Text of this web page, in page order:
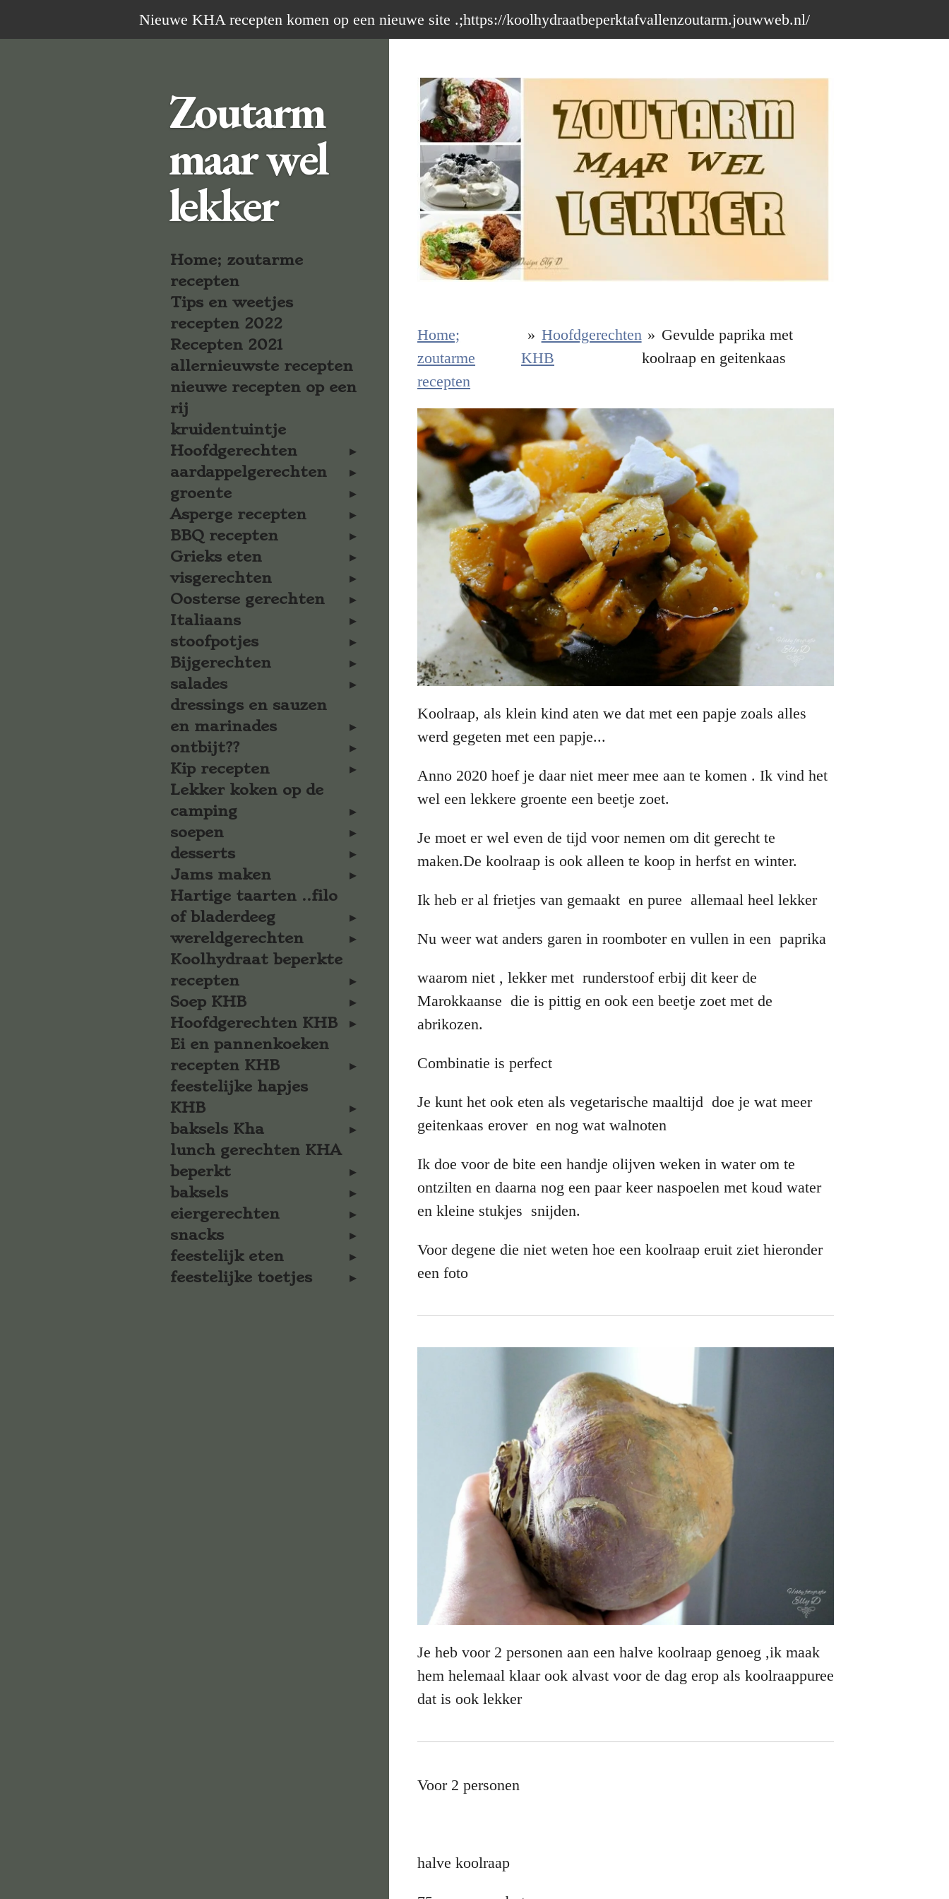
direct
Nieuwe KHA recepten komen op een nieuwe site .;https://koolhydraatbeperktafvallenzoutarm.jouwweb.nl/
Home;
zoutarme
recepten
» Hoofdgerechten
KHB
» Gevulde paprika met
koolraap en geitenkaas
Koolraap, als klein kind aten we dat met een papje zoals alles
werd gegeten met een papje...
Anno 2020 hoef je daar niet meer mee aan te komen . Ik vind het
wel een lekkere groente een beetje zoet.
Je moet er wel even de tijd voor nemen om dit gerecht te
maken.De koolraap is ook alleen te koop in herfst en winter.
Ik heb er al frietjes van gemaakt en puree allemaal heel lekker
Nu weer wat anders garen in roomboter en vullen in een paprika
waarom niet , lekker met runderstoof erbij dit keer de
Marokkaanse die is pittig en ook een beetje zoet met de
abrikozen.
Combinatie is perfect
Je kunt het ook eten als vegetarische maaltijd doe je wat meer
geitenkaas erover en nog wat walnoten
Ik doe voor de bite een handje olijven weken in water om te
ontzilten en daarna nog een paar keer naspoelen met koud water
en kleine stukjes snijden.
Voor degene die niet weten hoe een koolraap eruit ziet hieronder
een foto
Je heb voor 2 personen aan een halve koolraap genoeg ,ik maak
hem helemaal klaar ook alvast voor de dag erop als koolraappuree
dat is ook lekker
Voor 2 personen
halve koolraap
Zoutarm
maar wel
lekker
Home; zoutarme
recepten
Tips en weetjes
recepten 2022
Recepten 2021
allernieuwste recepten
nieuwe recepten op een
rij
kruidentuintje
Hoofdgerechten
aardappelgerechten
groente
Asperge recepten
BBQ recepten
Grieks eten
visgerechten
Oosterse gerechten
Italiaans
stoofpotjes
Bijgerechten
salades
dressings en sauzen
en marinades
ontbijt??
Kip recepten
Lekker koken op de
camping
soepen
desserts
Jams maken
Hartige taarten ..filo
of bladerdeeg
wereldgerechten
Koolhydraat beperkte
recepten
Soep KHB
Hoofdgerechten KHB
Ei en pannenkoeken
recepten KHB
feestelijke hapjes
KHB
baksels Kha
lunch gerechten KHA
beperkt
baksels
eiergerechten
snacks
feestelijk eten
feestelijke toetjes